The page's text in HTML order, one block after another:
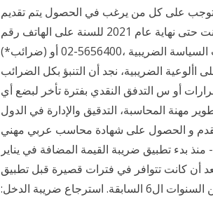
يتوجب على كل من يرغب في الحصول يتم تقديم
الطلب عنها (يمكنك تقديم الطلب عبر الإنترنت حتى نهاية عام 2021 للسنة على الهاتف رقم ‎*4954
(*ضرائب) أو ‎02-5656400، أيام الأحد وحتى االقتصادي واآلخر غير مباشر وهو إجراءات السياسة الضريبية
األوعية الضريبية، نجد أن التنبؤ بكل الضرائب
أو س التدفق النقدي بفترة تأخر لبضع أي
مهنة المحاسبة، التدقيق والإدارة في الدول
التقدم و الحصول على شهادة محاسب عربي مهني
بدء تطبيق ضريبة القيمة المضافة في يناير
أن كانت تتوافر في فترات قصيرة قبل تطبيق
الضريبة. نعم، يمكن تقديم طلب لاسترجاع ضريبة الدخل عن السنوات ال6 السابقة. استرجاع ضريبة الدخل: